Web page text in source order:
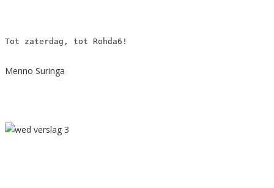
Tot zaterdag, tot Rohda6!
Menno Suringa